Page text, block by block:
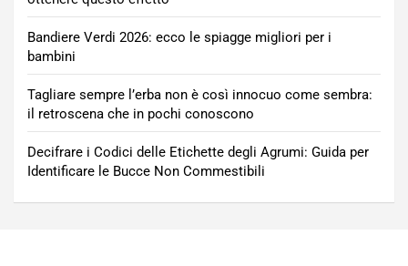
Bandiere Verdi 2026: ecco le spiagge migliori per i
bambini
Tagliare sempre l’erba non è così innocuo come sembra:
il retroscena che in pochi conoscono
Decifrare i Codici delle Etichette degli Agrumi: Guida per
Identificare le Bucce Non Commestibili